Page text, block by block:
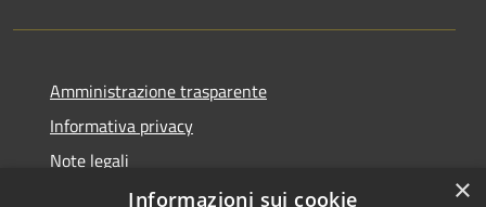
Amministrazione trasparente
Informativa privacy
Note legali
Dichiarazione di accessibilità
×
Informazioni sui cookie